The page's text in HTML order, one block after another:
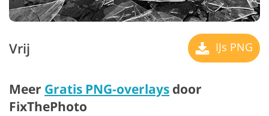
Vrij IJs PNG
Meer Gratis PNG-overlays door
FixThePhoto